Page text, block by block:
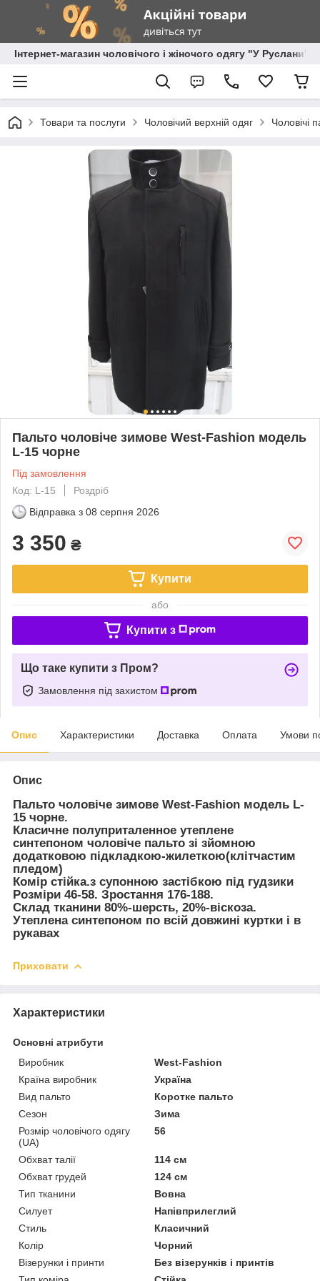
Інтернет-магазин чоловічого і жіночого одягу "У Руслани"
Товари та послуги Чоловічий верхній одяг Чоловічі
Пальто чоловіче зимове West-Fashion модель
L-15 чорне
Під замовлення
Код: L-15
Роздріб
Відправка з 08 серпня 2026
3 350 ₴
Купити
або
Купити з
Що таке купити з Пром?
Замовлення під захистом
Опис Характеристики Доставка Оплата Умови
Опис
Пальто чоловіче зимове West-Fashion модель L-
15 чорне.
Класичне полуприталенное утеплене
синтепоном чоловіче пальто зі зйомною
додатковою підкладкою-жилеткою(клітчастим
пледом)
Комір стійка.з супонною застібкою під гудзики
Розміри 46-58. Зростання 176-188.
Склад тканини 80%-шерсть, 20%-віскоза.
Утеплена синтепоном по всій довжині куртки і в
рукавах
Приховати
Характеристики
Основні атрибути
Виробник
West-Fashion
Країна виробник
Україна
Вид пальто
Коротке пальто
Сезон
Зима
Розмір чоловічого одягу
(UA)
56
Обхват талії
114 см
Обхват грудей
124 см
Тип тканини
Вовна
Силует
Напівприлеглий
Стиль
Класичний
Колір
Чорний
Візерунки і принти
Без візерунків і принтів